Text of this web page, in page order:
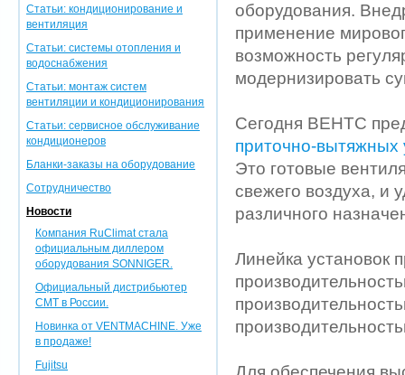
Статьи: кондиционирование и
вентиляция
Статьи: системы отопления и
водоснабжения
Статьи: монтаж систем
вентиляции и кондиционирования
Статьи: сервисное обслуживание
кондиционеров
Бланки-заказы на оборудование
Сотрудничество
Новости
Компания RuClimat стала
официальным диллером
оборудования SONNIGER.
Официальный дистрибьютер
CMT в России.
Новинка от VENTMACHINE. Уже
в продаже!
Fujitsu
оборудования.
применение
возможность
модернизировать
Сегодня ВЕНТС
приточно-вытяжных
Это готовые
свежего воздуха, и
различного
Линейка установок